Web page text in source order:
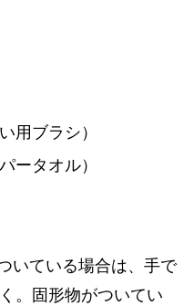
用ブラシ）
ータオル）
いている場合は、手で
。固形物がついてい